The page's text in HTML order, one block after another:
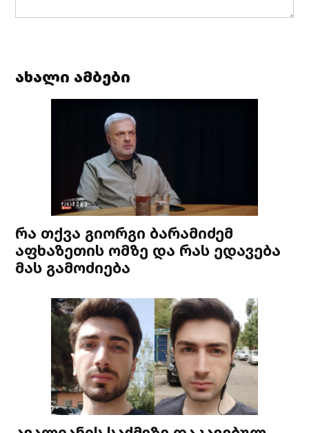
ახალი ამბები
რა თქვა გიორგი ბარამიძემ
აფხაზეთის ომზე და რას ედავება
მას გამოძიება